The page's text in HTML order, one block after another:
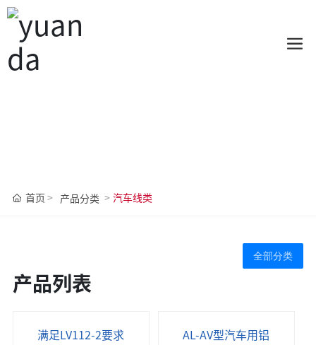
首页 产品分类 汽车线类
全部分类
产品列表
满足LV112-2要求
AL-AV型汽车用铝